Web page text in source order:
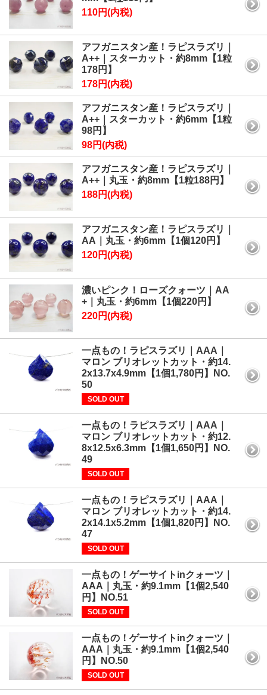
110円(内税)
アフガニスタン産！ラピスラズリ｜
A++｜スターカット・約8mm【1粒
178円】
178円(内税)
アフガニスタン産！ラピスラズリ｜
A++｜スターカット・約6mm【1粒
98円】
98円(内税)
アフガニスタン産！ラピスラズリ｜
A++｜丸玉・約8mm【1粒188円】
188円(内税)
アフガニスタン産！ラピスラズリ｜
AA｜丸玉・約6mm【1個120円】
120円(内税)
濃いピンク！ローズクォーツ｜AA
+｜丸玉・約6mm【1個220円】
220円(内税)
一点もの！ラピスラズリ｜AAA｜
マロン ブリオレットカット・約14.
2x13.7x4.9mm【1個1,780円】NO.
50
SOLD OUT
一点もの！ラピスラズリ｜AAA｜
マロン ブリオレットカット・約12.
8x12.5x6.3mm【1個1,650円】NO.
49
SOLD OUT
一点もの！ラピスラズリ｜AAA｜
マロン ブリオレットカット・約14.
2x14.1x5.2mm【1個1,820円】NO.
47
SOLD OUT
一点もの！ゲーサイトinクォーツ｜
AAA｜丸玉・約9.1mm【1個2,540
円】NO.51
SOLD OUT
一点もの！ゲーサイトinクォーツ｜
AAA｜丸玉・約9.1mm【1個2,540
円】NO.50
SOLD OUT